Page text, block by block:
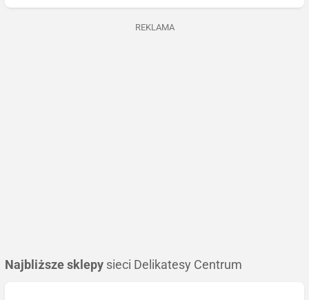
REKLAMA
Najbliższe sklepy sieci Delikatesy Centrum